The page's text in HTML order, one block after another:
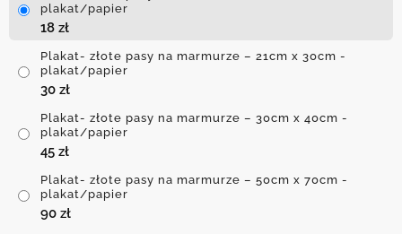
plakat/papier
18 zł
Plakat- złote pasy na marmurze – 21cm x 30cm -
plakat/papier
30 zł
Plakat- złote pasy na marmurze – 30cm x 40cm -
plakat/papier
45 zł
Plakat- złote pasy na marmurze – 50cm x 70cm -
plakat/papier
90 zł